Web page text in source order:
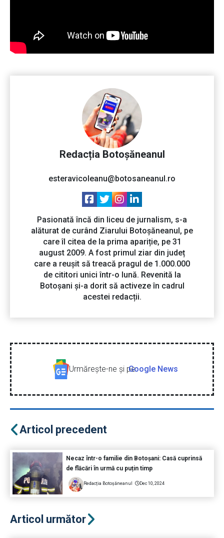
Redacția Botoșăneanul
esteravicoleanu@botosaneanul.ro
Pasionată încă din liceu de jurnalism, s-a
alăturat de curând Ziarului Botoșăneanul, pe
care îl citea de la prima apariție, pe 31
august 2009. A fost primul ziar din județ
care a reușit să treacă pragul de 1.000.000
de cititori unici într-o lună. Revenită la
Botoșani și-a dorit să activeze în cadrul
acestei redacții.
Urmăreşte-ne şi peGoogle News
Articol precedent
Necaz într-o familie din Botoșani: Casă cuprinsă
de flăcări în urmă cu puțin timp
Redacția Botoșăneanul Dec 10, 2024
Articol următor